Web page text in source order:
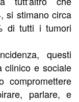
si stimano circa
di tutti i tumori
questi
clinico e sociale
compromettere
parlare, e